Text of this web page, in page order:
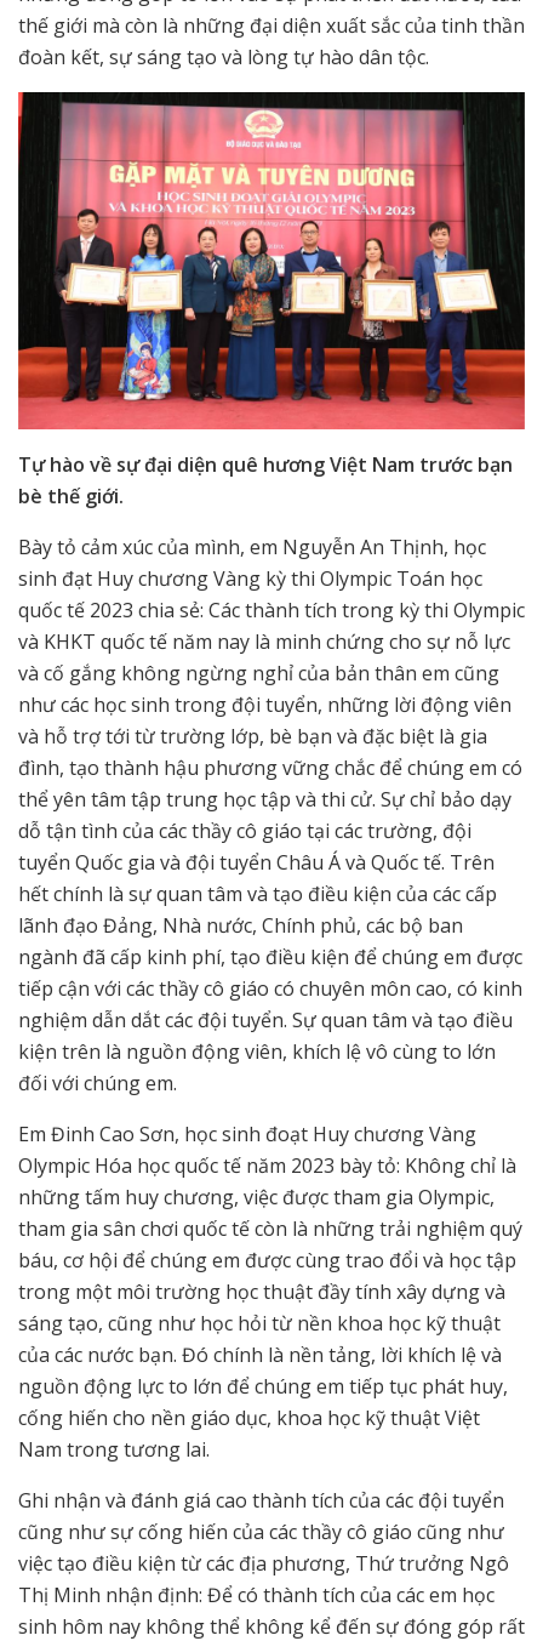
thế giới mà còn là những đại diện xuất sắc của tinh thần
đoàn kết, sự sáng tạo và lòng tự hào dân tộc.
Tự hào về sự đại diện quê hương Việt Nam trước bạn
bè thế giới.
Bày tỏ cảm xúc của mình, em Nguyễn An Thịnh, học
sinh đạt Huy chương Vàng kỳ thi Olympic Toán học
quốc tế 2023 chia sẻ: Các thành tích trong kỳ thi Olympic
và KHKT quốc tế năm nay là minh chứng cho sự nỗ lực
và cố gắng không ngừng nghỉ của bản thân em cũng
như các học sinh trong đội tuyển, những lời động viên
và hỗ trợ tới từ trường lớp, bè bạn và đặc biệt là gia
đình, tạo thành hậu phương vững chắc để chúng em có
thể yên tâm tập trung học tập và thi cử. Sự chỉ bảo dạy
dỗ tận tình của các thầy cô giáo tại các trường, đội
tuyển Quốc gia và đội tuyển Châu Á và Quốc tế. Trên
hết chính là sự quan tâm và tạo điều kiện của các cấp
lãnh đạo Đảng, Nhà nước, Chính phủ, các bộ ban
ngành đã cấp kinh phí, tạo điều kiện để chúng em được
tiếp cận với các thầy cô giáo có chuyên môn cao, có kinh
nghiệm dẫn dắt các đội tuyển. Sự quan tâm và tạo điều
kiện trên là nguồn động viên, khích lệ vô cùng to lớn
đối với chúng em.
Em Đinh Cao Sơn, học sinh đoạt Huy chương Vàng
Olympic Hóa học quốc tế năm 2023 bày tỏ: Không chỉ là
những tấm huy chương, việc được tham gia Olympic,
tham gia sân chơi quốc tế còn là những trải nghiệm quý
báu, cơ hội để chúng em được cùng trao đổi và học tập
trong một môi trường học thuật đầy tính xây dựng và
sáng tạo, cũng như học hỏi từ nền khoa học kỹ thuật
của các nước bạn. Đó chính là nền tảng, lời khích lệ và
nguồn động lực to lớn để chúng em tiếp tục phát huy,
cống hiến cho nền giáo dục, khoa học kỹ thuật Việt
Nam trong tương lai.
Ghi nhận và đánh giá cao thành tích của các đội tuyển
cũng như sự cống hiến của các thầy cô giáo cũng như
việc tạo điều kiện từ các địa phương, Thứ trưởng Ngô
Thị Minh nhận định: Để có thành tích của các em học
sinh hôm nay không thể không kể đến sự đóng góp rất